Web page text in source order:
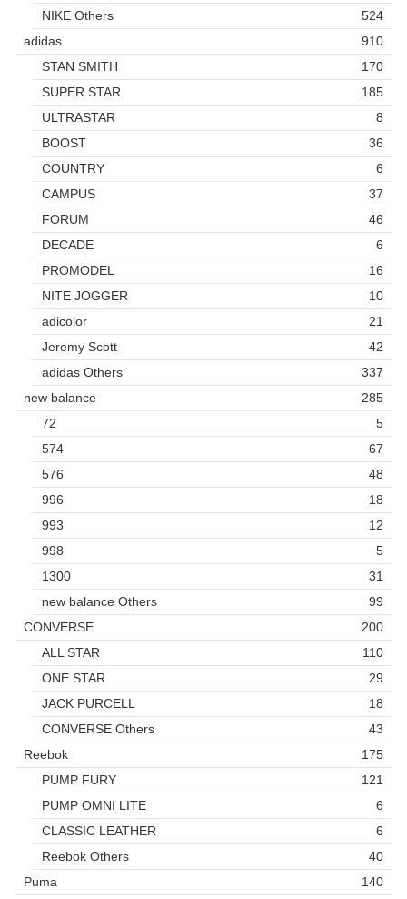
NIKE Others
524
adidas
910
STAN SMITH
170
SUPER STAR
185
ULTRASTAR
8
BOOST
36
COUNTRY
6
CAMPUS
37
FORUM
46
DECADE
6
PROMODEL
16
NITE JOGGER
10
adicolor
21
Jeremy Scott
42
adidas Others
337
new balance
285
72
5
574
67
576
48
996
18
993
12
998
5
1300
31
new balance Others
99
CONVERSE
200
ALL STAR
110
ONE STAR
29
JACK PURCELL
18
CONVERSE Others
43
Reebok
175
PUMP FURY
121
PUMP OMNI LITE
6
CLASSIC LEATHER
6
Reebok Others
40
Puma
140